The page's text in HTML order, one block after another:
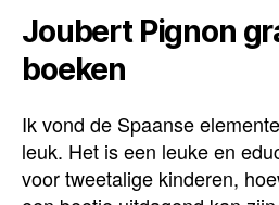
Joubert Pignon
boeken
Ik vond de Spaanse
leuk. Het is een leuke en
voor tweetalige kinderen,